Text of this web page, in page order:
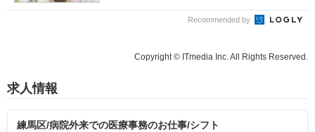
Recommended by
Copyright © ITmedia Inc. All Rights Reserved.
求人情報
練馬区/病院外来での医療事務のお仕事/シフト